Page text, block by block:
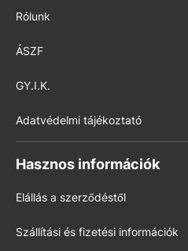
Rólunk
ÁSZF
GY.I.K.
Adatvédelmi tájékoztató
Hasznos információk
Elállás a szerződéstől
Szállítási és fizetési információk